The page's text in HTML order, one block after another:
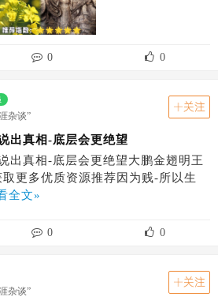
0 0
杂谈”
关注
出真相-底层会更绝望
出真相-底层会更绝望大鹏金翅明王
更多优质资源推荐因为贱-所以生
全文»
0 0
杂谈”
关注